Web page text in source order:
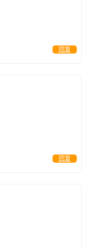
回复
回复